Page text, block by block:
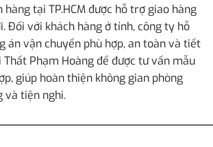
hàng tại TP.HCM được hỗ trợ giao hàng
Đối với khách hàng ở tỉnh, công ty hỗ
án vận chuyển phù hợp, an toàn và tiết
Thất Phạm Hoàng để được tư vấn mẫu
giúp hoàn thiện không gian phòng
và tiện nghi.